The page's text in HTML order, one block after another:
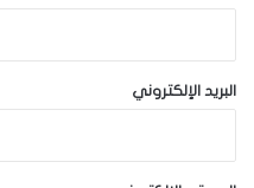
البريد الإلكتروني